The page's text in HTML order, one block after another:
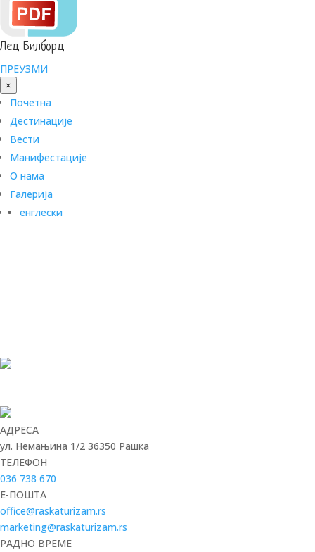
Лед Билборд
ПРЕУЗМИ
×
Почетна
Дестинације
Вести
Манифестације
О нама
Галерија
енглески
АДРЕСА
ул. Немањина 1/2 36350 Рашка
ТЕЛЕФОН
036 738 670
E-ПОШТА
office@raskaturizam.rs
marketing@raskaturizam.rs
РАДНО ВРЕМЕ